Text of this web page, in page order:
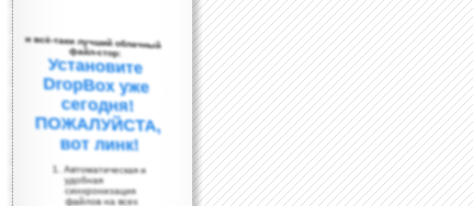
и всё-таки лучший облачный
файл-стор:
Установите
DropBox уже
сегодня!
ПОЖАЛУЙСТА,
вот линк!
Автоматическая и
удобная
синхронизация
файлов на всех